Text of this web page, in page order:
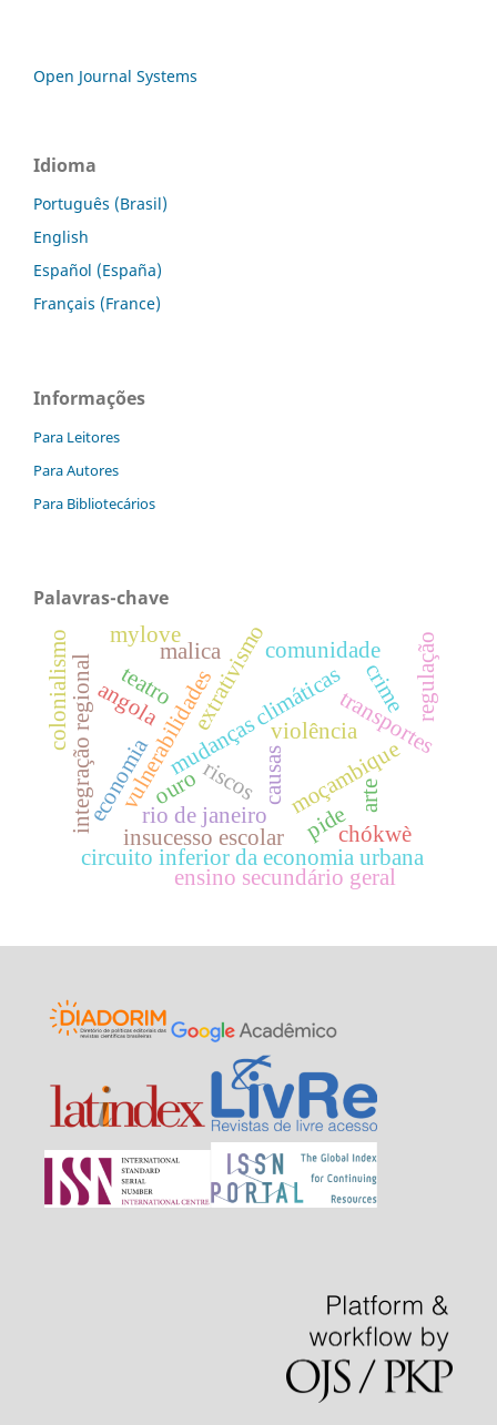
Open Journal Systems
Idioma
Português (Brasil)
English
Español (España)
Français (France)
Informações
Para Leitores
Para Autores
Para Bibliotecários
Palavras-chave
mudanças climáticas
riscos
vulnerabilidades
economia moçambique
transportes
integração regional
rio de janeiro
circuito inferior da economia urbana
angola
arte
teatro extrativismo
ouro
regulação
insucesso escolar
causas
ensino secundário geral
comunidade
pide
colonialismo violência
crime
malica
chókwè
mylove